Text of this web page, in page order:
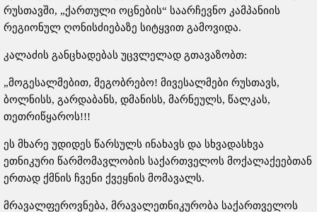
რუსთავში, „ქართული ოცნების“ საარჩევნო კამპანიის
რეგიონულ ღონისძიებაზე სიტყვით გამოვიდა.
კალაძის განცხადებას უცვლელად გთავაზობთ:
„მოგესალმებით, მეგობრებო! მივესალმები რუსთავს,
ბოლნისს, გარდაბანს, დმანისს, მარნეულს, წალკას,
თეთრიწყაროს!!!
ეს მხარე უდიდეს წარსულს ინახავს და სხვადასხვა
ეთნიკური წარმომავლობის საქართველოს მოქალაქეებთან
ერთად ქმნის ჩვენი ქვეყნის მომავალს.
მრავალფეროვნება, მრავალეთნიკურობა საქართველოს